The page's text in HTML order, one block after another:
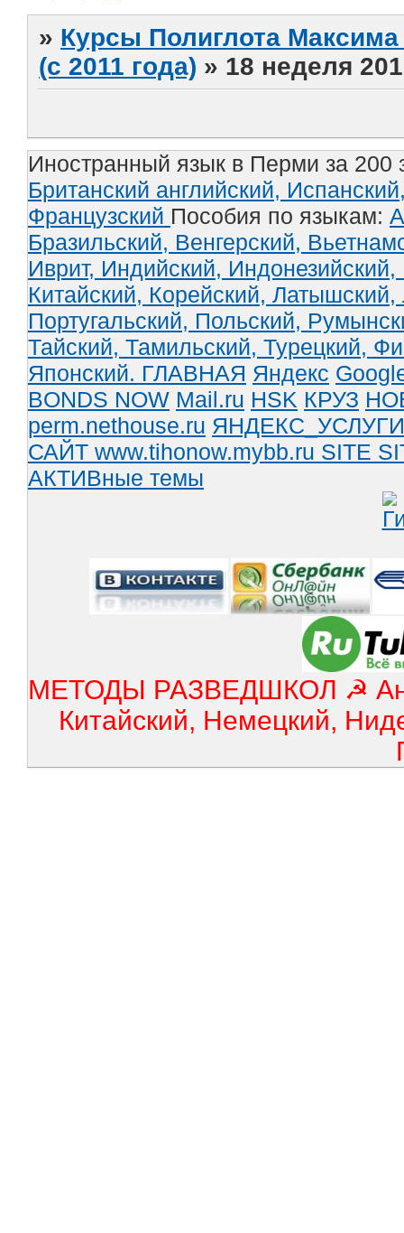
» Курсы Полиглота
(с 2011 года) » 18 неделя
Иностранный язык в Перми за 200
Британский английский,
Французский Пособия по языкам:
Бразильский, Венгерский,
Иврит, Индийский, Индонезийский,
Китайский, Корейский, Латышский,
Португальский, Польский,
Тайский, Тамильский, Турецкий,
Японский. ГЛАВНАЯ Яндекс
BONDS NOW Mail.ru HSK КРУЗ
perm.nethouse.ru ЯНДЕКС_УСЛУГИ
САЙТ www.tihonow.mybb.ru SITE
АКТИВные темы
МЕТОДЫ РАЗВЕДШКОЛ ☭
Китайский, Немецкий,